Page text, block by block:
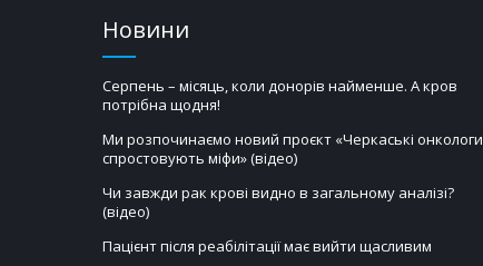
Новини
Серпень – місяць, коли донорів найменше. А кров
потрібна щодня!
Ми розпочинаємо новий проєкт «Черкаські онкологи
спростовують міфи» (відео)
Чи завжди рак крові видно в загальному аналізі?
(відео)
Пацієнт після реабілітації має вийти щасливим